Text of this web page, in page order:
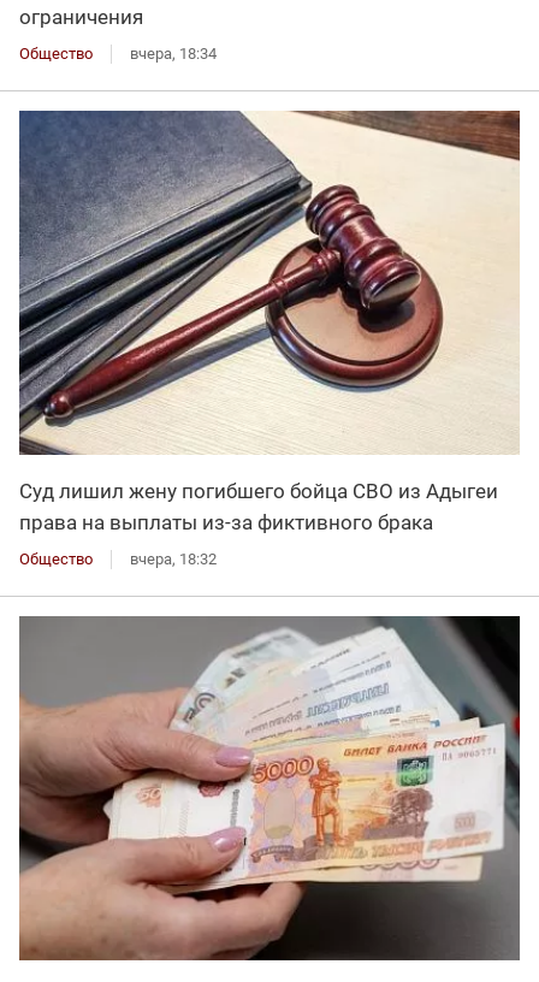
ограничения
Общество вчера, 18:34
Суд лишил жену погибшего бойца СВО из Адыгеи
права на выплаты из-за фиктивного брака
Общество вчера, 18:32